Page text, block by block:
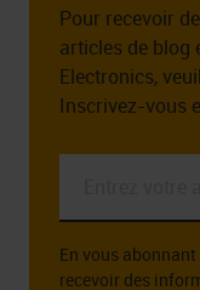
Pour recevoir
articles de blog
Electronics,
Inscrivez-vous
adresse
email
En vous
recevoir des